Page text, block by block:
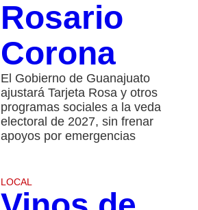
Rosario
Corona
El Gobierno de Guanajuato
ajustará Tarjeta Rosa y otros
programas sociales a la veda
electoral de 2027, sin frenar
apoyos por emergencias
LOCAL